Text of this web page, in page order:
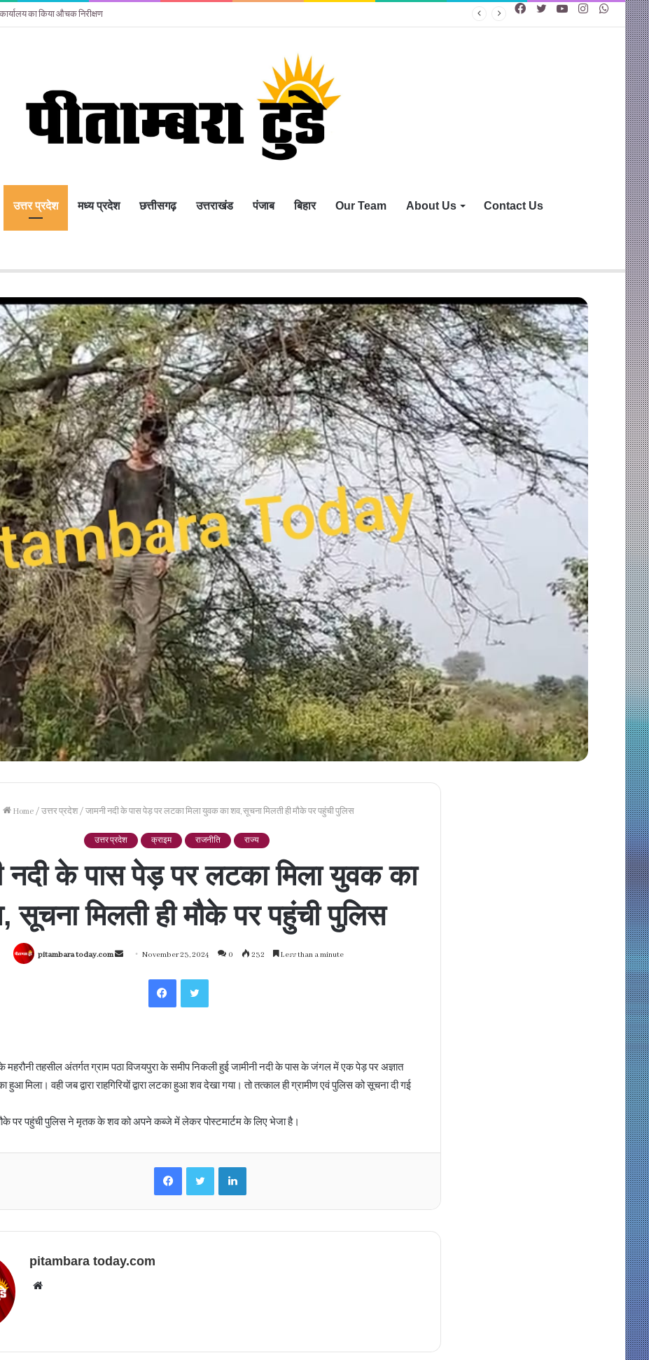
का किया औचक निरीक्षण
Instagram
YouTube
Twitter
Facebook
उत्तर प्रदेश मध्य प्रदेश छत्तीसगढ़ उत्तराखंड पंजाब बिहार Our Team About Us Contact Us
Home / उत्तर प्रदेश / जामनी नदी के पास पेड़ पर लटका मिला युवक का शव, सूचना मिलती ही मौके पर पहुंची पुलिस
उत्तर प्रदेश क्राइम राजनीति राज्य
नदी के पास पेड़ पर लटका मिला युवक का
सूचना मिलती ही मौके पर पहुंची पुलिस
pitambara today.com
Send November 23, 2024 0 232 Less than a minute
FacebookTwitter
तहसील अंतर्गत ग्राम पठा विजयपुरा के समीप निकली हुई जामीनी नदी के पास के जंगल में एक पेड़ पर अज्ञात
मिला। वही जब द्वारा राहगिरियों द्वारा लटका हुआ शव देखा गया। तो तत्काल ही ग्रामीण एवं पुलिस को सूचना दी गई
पर पहुंची पुलिस ने मृतक के शव को अपने कब्जे में लेकर पोस्टमार्टम के लिए भेजा है।
FacebookTwitter LinkedIn
pitambara today.com
Website